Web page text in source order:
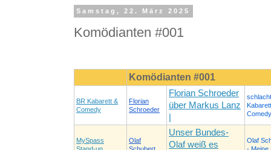
Samstag, 22. März 2025
Komödianten #001
Komödianten #001
BR Kabarett &
Comedy
Florian
Schroeder
Florian Schroeder
über Markus Lanz
Comedy
MySpass
Olaf
Unser Bundes-
Olaf weiß es
Olaf